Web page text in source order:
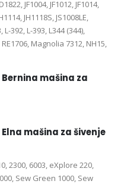
JF1004, JF1012, JF1014,
JH1118S, JS1008LE,
L-392, L-393, L344 (344),
RE1706, Magnolia 7312, NH15,
Bernina mašina za
Elna mašina za šivenje
2300, 6003, eXplore 220,
Sew Green 1000, Sew